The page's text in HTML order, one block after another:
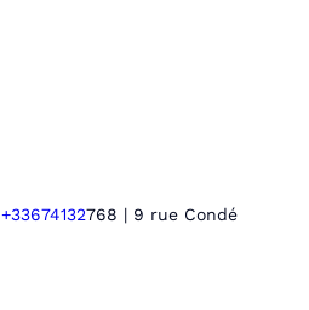
+33674132768 | 9 rue Condé